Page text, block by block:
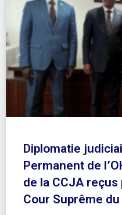
Diplomatie
Permanent de
de la CCJA
Cour Suprême